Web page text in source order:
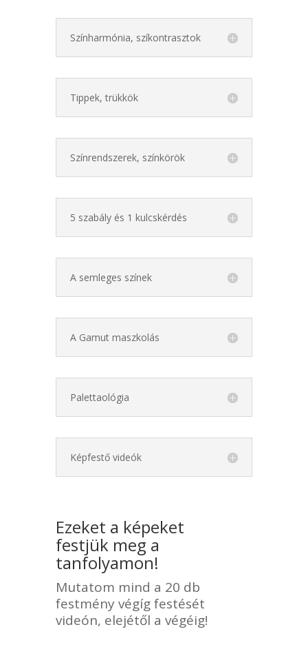
Színharmónia, szíkontrasztok
Tippek, trükkök
Színrendszerek, színkörök
5 szabály és 1 kulcskérdés
A semleges színek
A Gamut maszkolás
Palettaológia
Képfestő videók
Ezeket a képeket
festjük meg a
tanfolyamon!
Mutatom mind a 20 db
festmény végíg festését
videón, elejétől a végéig!